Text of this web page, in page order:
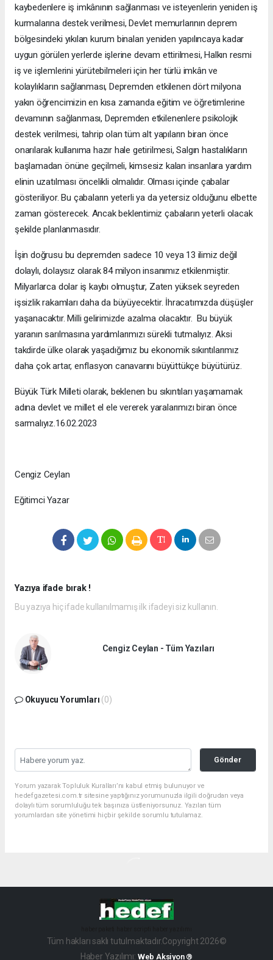
kaybedenlere iş imkânının sağlanması ve isteyenlerin yeniden iş
kurmalarına destek verilmesi, Devlet memurlarının deprem
bölgesindeki yıkılan kurum binaları yeniden yapılıncaya kadar
uygun görülen yerlerde işlerine devam ettirilmesi, Halkın resmi
iş ve işlemlerini yürütebilmeleri için her türlü imkân ve
kolaylıkların sağlanması, Depremden etkilenen dört milyona
yakın öğrencimizin en kısa zamanda eğitim ve öğretimlerine
devamının sağlanması, Depremden etkilenenlere psikolojik
destek verilmesi, tahrip olan tüm alt yapıların biran önce
onarılarak kullanıma hazır hale getirilmesi, Salgın hastalıkların
başlamadan önüne geçilmeli, kimsesiz kalan insanlara yardım
elinin uzatılması öncelikli olmalıdır. Olması içinde çabalar
gösteriliyor. Bu çabaların yeterli ya da yetersiz olduğunu elbette
zaman gösterecek. Ancak beklentimiz çabaların yeterli olacak
şekilde planlanmasıdır.
İşin doğrusu bu depremden sadece 10 veya 13 ilimiz değil
dolaylı, dolaysız olarak 84 milyon insanımız etkilenmiştir.
Milyarlarca dolar iş kaybı olmuştur, Zaten yüksek seyreden
işsizlik rakamları daha da büyüyecektir. İhracatımızda düşüşler
yaşanacaktır. Milli gelirimizde azalma olacaktır. Bu büyük
yaranın sarılmasına yardımlarımızı sürekli tutmalıyız. Aksi
takdirde ülke olarak yaşadığımız bu ekonomik sıkıntılarımız
daha çok artar, enflasyon canavarını büyüttükçe büyütürüz.
Büyük Türk Milleti olarak, beklenen bu sıkıntıları yaşamamak
adına devlet ve millet el ele vererek yaralarımızı biran önce
sarmalıyız.16.02.2023
Cengiz Ceylan
Eğitimci Yazar
Yazıya ifade bırak !
Bu yazıya hiç ifade kullanılmamış ilk ifadeyi siz kullanın.
Cengiz Ceylan - Tüm Yazıları
Okuyucu Yorumları (0)
Gönder
Yorum yazarak Topluluk Kuralları’nı kabul etmiş bulunuyor ve
hedefgazetesi.com.tr sitesine yaptığınız yorumunuzla ilgili doğrudan veya
dolaylı tüm sorumluluğu tek başınıza üstleniyorsunuz. Yazılan tüm
yorumlardan site yönetimi hiçbir şekilde sorumlu tutulamaz.
Tüm hakları saklı tutulmaktadır.Copyright 2026©
Haber Yazılımı: Web Aksiyon ®